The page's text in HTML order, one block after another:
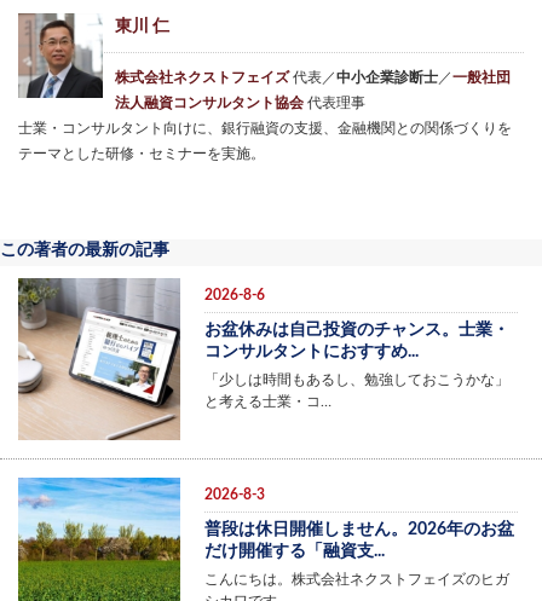
東川 仁
株式会社ネクストフェイズ代表／中小企業診断士 ／一般社団
法人融資コンサルタント協会 代表理事
士業・コンサルタント向けに、銀行融資の支援、金融機関との関係づくりを
テーマとした研修・セミナーを実施。
この著者の最新の記事
2026-8-6
お盆休みは自己投資のチャンス。士業・
コンサルタントにおすすめ...
「少しは時間もあるし、勉強しておこうかな」
と考える士業・コ…
2026-8-3
普段は休日開催しません。2026年のお盆
だけ開催する「融資支...
こんにちは。株式会社ネクストフェイズのヒガ